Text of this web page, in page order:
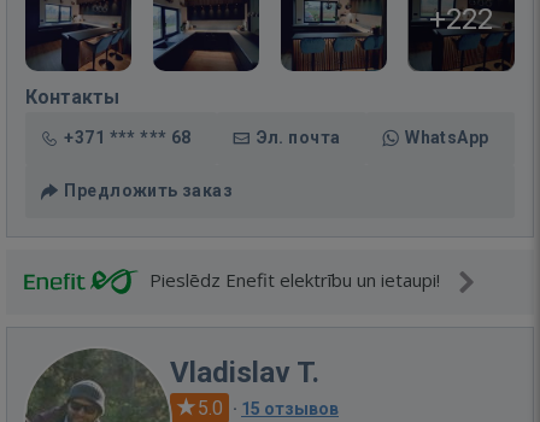
+222
Контакты
+371 *** *** 68 Эл. почта WhatsApp
Предложить заказ
Pieslēdz Enefit elektrību un ietaupi!
Vladislav T.
5.0 · 15 отзывов